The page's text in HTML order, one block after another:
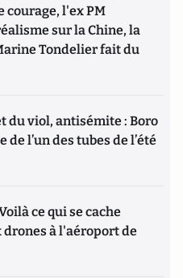
courage, l'ex PM
sur la Chine, la
Tondelier fait du
du viol, antisémite : Boro
l’un des tubes de l’été
ce qui se cache
à l'aéroport de